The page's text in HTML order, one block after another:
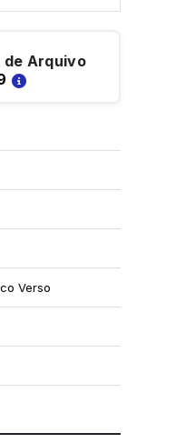
de Arquivo
de entrega
Verso